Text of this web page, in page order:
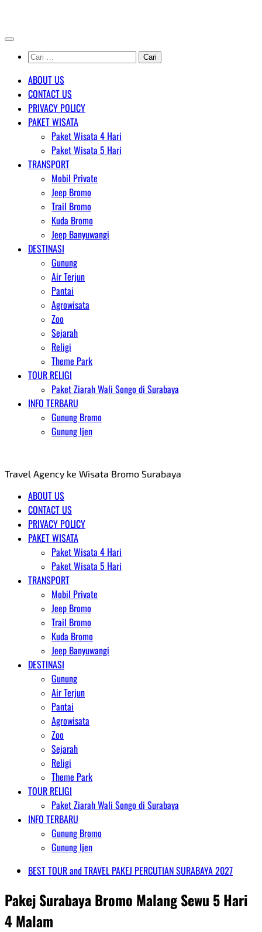
content
Cari
untuk:
ABOUT US
CONTACT US
PRIVACY POLICY
PAKET WISATA
Paket Wisata 4 Hari
Paket Wisata 5 Hari
TRANSPORT
Mobil Private
Jeep Bromo
Trail Bromo
Kuda Bromo
Jeep Banyuwangi
DESTINASI
Gunung
Air Terjun
Pantai
Agrowisata
Zoo
Sejarah
Religi
Theme Park
TOUR RELIGI
Paket Ziarah Wali Songo di Surabaya
INFO TERBARU
Gunung Bromo
Gunung Ijen
Travel Agency ke Wisata Bromo Surabaya
ABOUT US
CONTACT US
PRIVACY POLICY
PAKET WISATA
Paket Wisata 4 Hari
Paket Wisata 5 Hari
TRANSPORT
Mobil Private
Jeep Bromo
Trail Bromo
Kuda Bromo
Jeep Banyuwangi
DESTINASI
Gunung
Air Terjun
Pantai
Agrowisata
Zoo
Sejarah
Religi
Theme Park
TOUR RELIGI
Paket Ziarah Wali Songo di Surabaya
INFO TERBARU
Gunung Bromo
Gunung Ijen
BEST TOUR and TRAVEL PAKEJ PERCUTIAN SURABAYA 2027
Pakej Surabaya Bromo Malang Sewu 5 Hari
4 Malam